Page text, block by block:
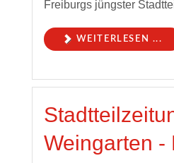
Freiburgs jüngster
WEITERLESEN ...
Weingarten -